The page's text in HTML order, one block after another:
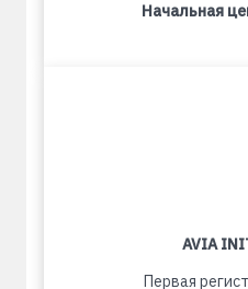
Начальная
AVIA
Первая